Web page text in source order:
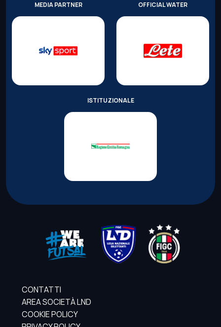
MEDIA PARTNER OFFICIAL WATER
ISTITUZIONALE
CONTATTI
AREA SOCIETÀ LND
COOKIE POLICY